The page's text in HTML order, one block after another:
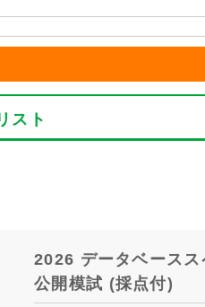
スト
2026 データベース
公開模試 (採点付)